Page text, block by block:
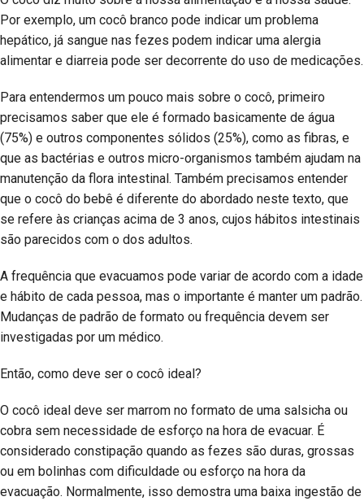
Por exemplo, um cocô branco pode indicar um problema
hepático, já sangue nas fezes podem indicar uma alergia
alimentar e diarreia pode ser decorrente do uso de medicações.
Para entendermos um pouco mais sobre o cocô, primeiro
precisamos saber que ele é formado basicamente de água
(75%) e outros componentes sólidos (25%), como as fibras, e
que as bactérias e outros micro-organismos também ajudam na
manutenção da flora intestinal. Também precisamos entender
que o cocô do bebê é diferente do abordado neste texto, que
se refere às crianças acima de 3 anos, cujos hábitos intestinais
são parecidos com o dos adultos.
A frequência que evacuamos pode variar de acordo com a idade
e hábito de cada pessoa, mas o importante é manter um padrão.
Mudanças de padrão de formato ou frequência devem ser
investigadas por um médico.
Então, como deve ser o cocô ideal?
O cocô ideal deve ser marrom no formato de uma salsicha ou
cobra sem necessidade de esforço na hora de evacuar. É
considerado constipação quando as fezes são duras, grossas
ou em bolinhas com dificuldade ou esforço na hora da
evacuação. Normalmente, isso demostra uma baixa ingestão de